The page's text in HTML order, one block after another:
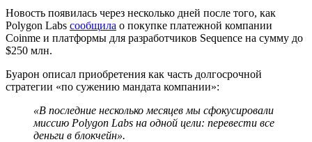
Новость появилась через несколько дней после того, как
Polygon Labs сообщила о покупке платежной компании
Coinme и платформы для разработчиков Sequence на сумму до
$250 млн.
Буарон описал приобретения как часть долгосрочной
стратегии «по сужению мандата компании»:
«В последние несколько месяцев мы сфокусировали
миссию Polygon Labs на одной цели: перевести все
деньги в блокчейн».